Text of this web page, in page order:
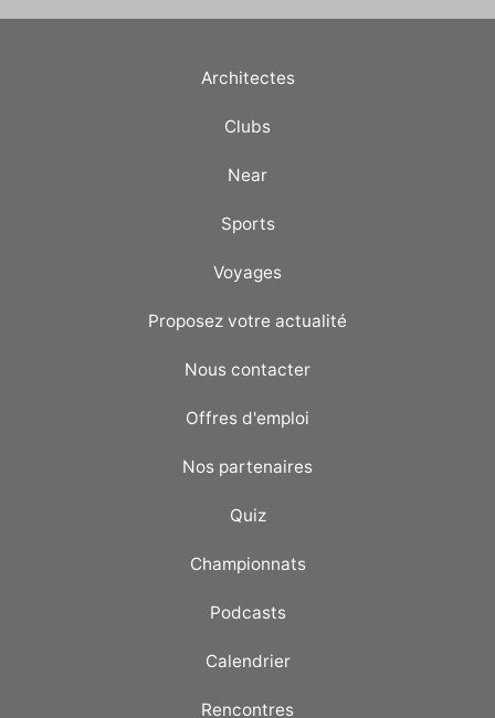
Architectes
Clubs
Near
Sports
Voyages
Proposez votre actualité
Nous contacter
Offres d'emploi
Nos partenaires
Quiz
Championnats
Podcasts
Calendrier
Rencontres